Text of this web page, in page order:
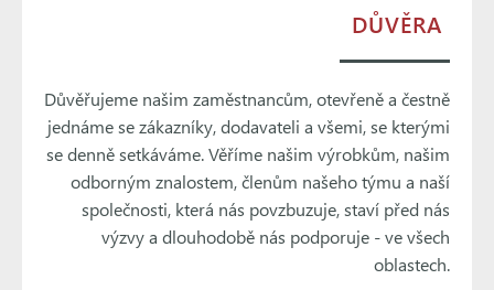
DŮVĚRA
Důvěřujeme našim zaměstnancům, otevřeně a čestně
jednáme se zákazníky, dodavateli a všemi, se kterými
se denně setkáváme. Věříme našim výrobkům, našim
odborným znalostem, členům našeho týmu a naší
společnosti, která nás povzbuzuje, staví před nás
výzvy a dlouhodobě nás podporuje - ve všech
oblastech.